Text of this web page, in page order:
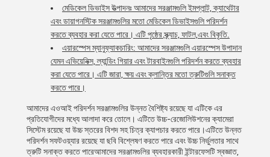
মেডিকেল ডিভাইস উত্পাদনঃ আমাদের সরঞ্জামগুলি ইমপ্লান্ট, ক্যাথেটার
এবং ডায়াগনস্টিক সরঞ্জামগুলির মতো মেডিকেল ডিভাইসগুলি পরিদর্শন
করতে ব্যবহার করা যেতে পারে। এটি পৃষ্ঠের স্ক্র্যাচ, ফাটল,এবং বিকৃতি.
এয়ারস্পেস ম্যানুফ্যাকচারিং: আমাদের সরঞ্জামগুলি এয়ারস্পেস উপাদান
যেমন এভিয়েনিক্স, ল্যান্ডিং গিয়ার এবং টারবাইনগুলি পরিদর্শন করতে ব্যবহার
করা যেতে পারে। এটি জারা, ক্ষয় এবং ক্লান্তির মতো ত্রুটিগুলি সনাক্ত
করতে পারে।
আমাদের এওআই পরিদর্শন সরঞ্জামগুলির উন্নত বৈশিষ্ট্য রয়েছে যা এটিকে এর
প্রতিযোগীদের মধ্যে আলাদা করে তোলে। এটিতে উচ্চ-রেজোলিউশনের ক্যামেরা
সিস্টেম রয়েছে যা উচ্চ স্তরের বিশদ সহ চিত্র ক্যাপচার করতে পারে।এটিতে উন্নত
পরিদর্শন সফটওয়্যার রয়েছে যা ছবি বিশ্লেষণ করতে পারে এবং উচ্চ নির্ভুলতার সাথে
ত্রুটি সনাক্ত করতে পারেআমাদের সরঞ্জামগুলির ব্যবহারকারী ইন্টারফেসটি স্বজ্ঞাত,